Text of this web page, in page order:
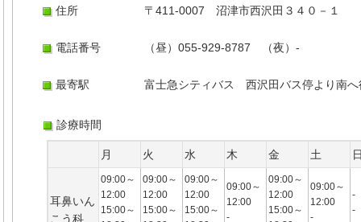
住所 〒411-0007 沼津市西沢田３４０－１
電話番号 （昼）055-929-8787 （夜）-
最寄駅 富士急シティバス 西沢田バス停より南へ
診療時間
月 火 水 木 金 土
耳鼻いん
こう科
09:00～
12:00
15:00～
09:00～
12:00
15:00～
09:00～
12:00
15:00～
09:00～
12:00
-
09:00～
12:00
15:00～
09:00～
12:00
-
-
-